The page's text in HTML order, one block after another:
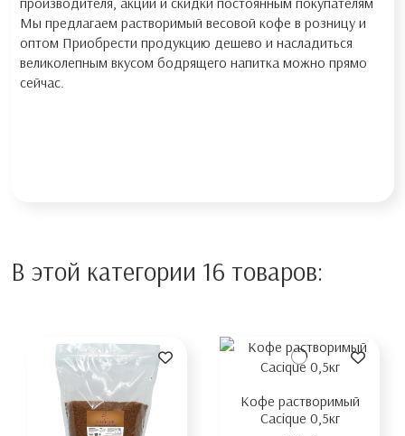
Мы предлагаем растворимый весовой кофе в розницу и
оптом Приобрести продукцию дешево и насладиться
великолепным вкусом бодрящего напитка можно прямо
сейчас.
В этой категории 16 товаров:
Кофе растворимый
Cacique 0,5кг